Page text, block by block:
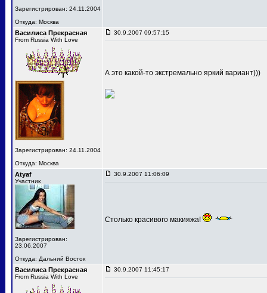
Зарегистрирован: 24.11.2004
Откуда: Москва
Василиса Прекрасная
From Russia With Love
Зарегистрирован: 24.11.2004
Откуда: Москва
30.9.2007 09:57:15
А это какой-то экстремально яркий вариант)))
Atyaf
Участник
Зарегистрирован:
23.06.2007
Откуда: Дальний Восток
30.9.2007 11:06:09
Столько красивого макияжа!
Василиса Прекрасная
From Russia With Love
30.9.2007 11:45:17